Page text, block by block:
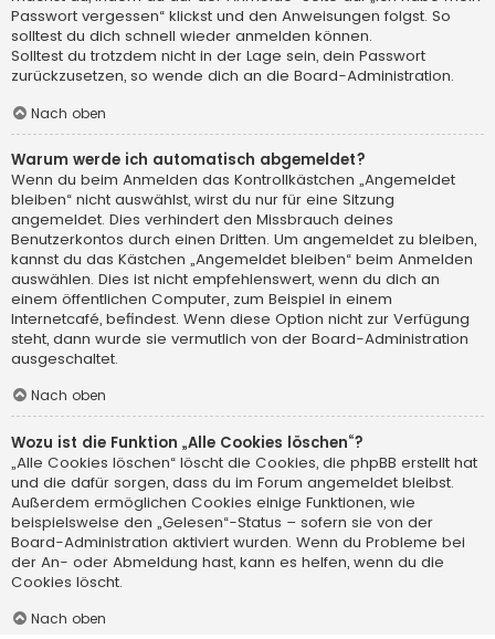
Passwort vergessen“ klickst und den Anweisungen folgst. So
solltest du dich schnell wieder anmelden können.
Solltest du trotzdem nicht in der Lage sein, dein Passwort
zurückzusetzen, so wende dich an die Board-Administration.
Nach oben
Warum werde ich automatisch abgemeldet?
Wenn du beim Anmelden das Kontrollkästchen „Angemeldet
bleiben“ nicht auswählst, wirst du nur für eine Sitzung
angemeldet. Dies verhindert den Missbrauch deines
Benutzerkontos durch einen Dritten. Um angemeldet zu bleiben,
kannst du das Kästchen „Angemeldet bleiben“ beim Anmelden
auswählen. Dies ist nicht empfehlenswert, wenn du dich an
einem öffentlichen Computer, zum Beispiel in einem
Internetcafé, befindest. Wenn diese Option nicht zur Verfügung
steht, dann wurde sie vermutlich von der Board-Administration
ausgeschaltet.
Nach oben
Wozu ist die Funktion „Alle Cookies löschen“?
„Alle Cookies löschen“ löscht die Cookies, die phpBB erstellt hat
und die dafür sorgen, dass du im Forum angemeldet bleibst.
Außerdem ermöglichen Cookies einige Funktionen, wie
beispielsweise den „Gelesen“-Status – sofern sie von der
Board-Administration aktiviert wurden. Wenn du Probleme bei
der An- oder Abmeldung hast, kann es helfen, wenn du die
Cookies löscht.
Nach oben